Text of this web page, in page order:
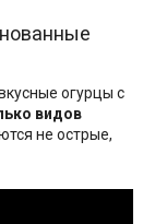
огурцы с
видов
не острые,